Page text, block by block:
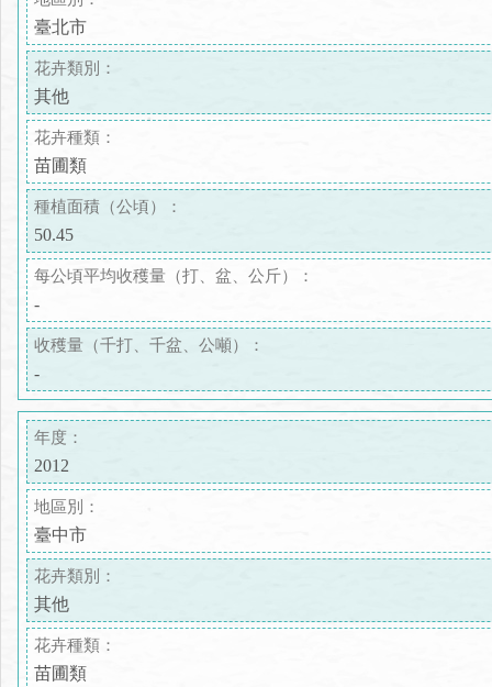
臺北市
花卉類別：
其他
花卉種類：
苗圃類
種植面積（公頃）：
50.45
每公頃平均收穫量（打、盆、公斤）：
-
收穫量（千打、千盆、公噸）：
-
年度：
2012
地區別：
臺中市
花卉類別：
其他
花卉種類：
苗圃類